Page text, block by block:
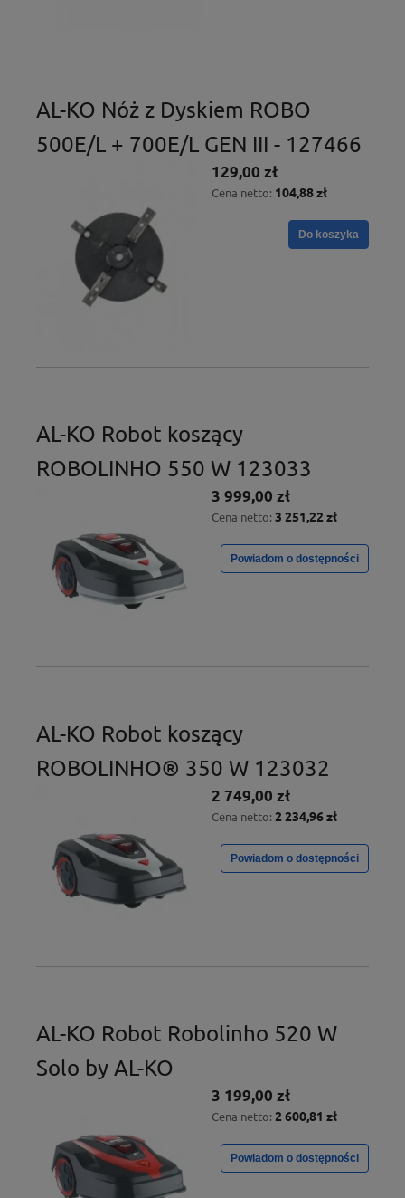
AL-KO Nóż z Dyskiem ROBO
500E/L + 700E/L GEN III - 127466
129,00 zł
Cena netto: 104,88 zł
Do koszyka
AL-KO Robot koszący
ROBOLINHO 550 W 123033
3 999,00 zł
Cena netto: 3 251,22 zł
Powiadom o dostępności
AL-KO Robot koszący
ROBOLINHO® 350 W 123032
2 749,00 zł
Cena netto: 2 234,96 zł
Powiadom o dostępności
AL-KO Robot Robolinho 520 W
Solo by AL-KO
3 199,00 zł
Cena netto: 2 600,81 zł
Powiadom o dostępności